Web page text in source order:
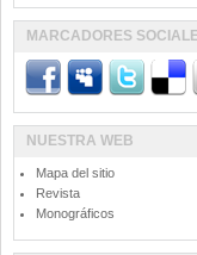
MARCADORES
NUESTRA WEB
Mapa del sitio
Revista
Monográficos